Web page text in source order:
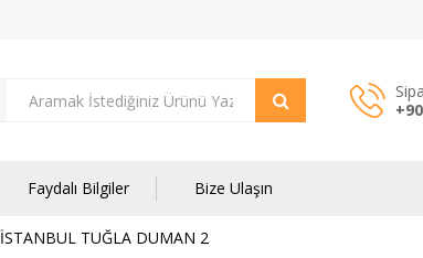
Faydalı Bilgiler Bize Ulaşın
İSTANBUL TUĞLA DUMAN 2